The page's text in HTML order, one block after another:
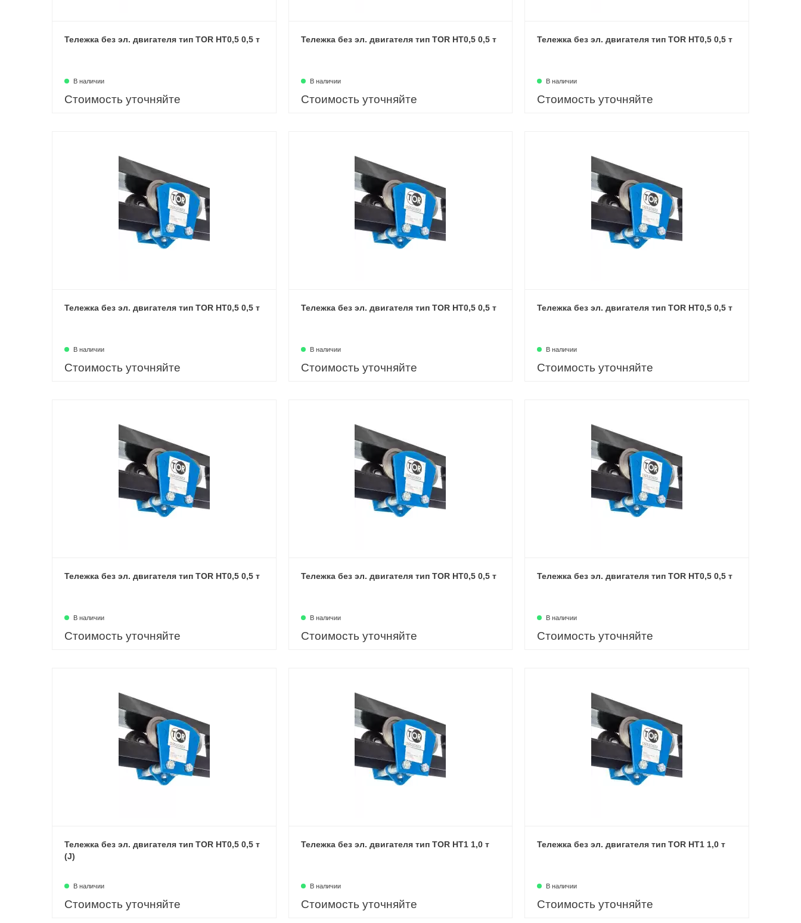
Тележка без эл. двигателя тип TOR HT0,5 0,5 т
В наличии
Стоимость уточняйте
Тележка без эл. двигателя тип TOR HT0,5 0,5 т
В наличии
Стоимость уточняйте
Тележка без эл. двигателя тип TOR HT0,5 0,5 т
В наличии
Стоимость уточняйте
Тележка без эл. двигателя тип TOR HT0,5 0,5 т
В наличии
Стоимость уточняйте
Тележка без эл. двигателя тип TOR HT0,5 0,5 т
В наличии
Стоимость уточняйте
Тележка без эл. двигателя тип TOR HT0,5 0,5 т
В наличии
Стоимость уточняйте
Тележка без эл. двигателя тип TOR HT0,5 0,5 т
В наличии
Стоимость уточняйте
Тележка без эл. двигателя тип TOR HT0,5 0,5 т
В наличии
Стоимость уточняйте
Тележка без эл. двигателя тип TOR HT0,5 0,5 т
В наличии
Стоимость уточняйте
Тележка без эл. двигателя тип TOR HT0,5 0,5 т
(J)
В наличии
Стоимость уточняйте
Тележка без эл. двигателя тип TOR HT1 1,0 т
В наличии
Стоимость уточняйте
Тележка без эл. двигателя тип TOR HT1 1,0 т
В наличии
Стоимость уточняйте